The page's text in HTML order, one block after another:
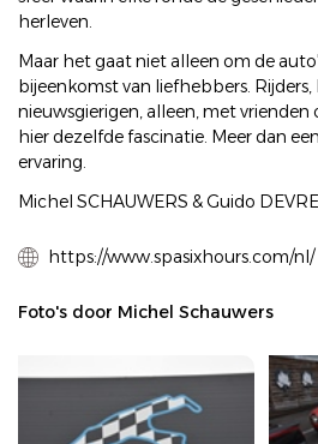
herleven.
Maar het gaat niet alleen om de
bijeenkomst van liefhebbers.
nieuwsgierigen, alleen, met vrienden
hier dezelfde fascinatie. Meer dan
ervaring.
Michel SCHAUWERS & Guido
https://www.spasixhours.com/nl/
Foto's door Michel Schauwers